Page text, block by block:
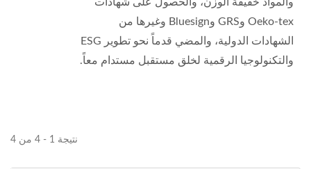
Oeko-tex وGRS وBluesign وغيرها من
الشهادات الدولية، والمضي قدماً نحو تطوير ESG
والتكنولوجيا الرقمية لخلق مستقبل مستدام معاً.
نتيجة 1 - 4 من 4